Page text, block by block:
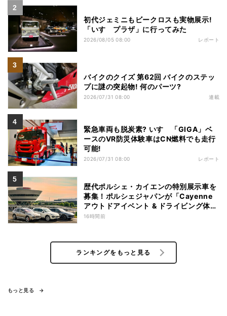
初代ジェミニもビークロスも実物展示!
「いすゞプラザ」に行ってみた
2026/08/05 08:00 レポート
バイクのクイズ 第62回 バイクのステッ
プに謎の突起物! 何のパーツ?
2026/07/31 08:00 連載
緊急車両も脱炭素? いすゞ「GIGA」ベ
ースのVR防災体験車はCN燃料でも走行
可能!
2026/07/31 08:00 レポート
歴代ポルシェ・カイエンの特別展示車を
募集！ポルシェジャパンが「Cayenne
アウトドアイベント & ドライビング体
験」を開催
16時間前
ランキングをもっと見る
もっと見る